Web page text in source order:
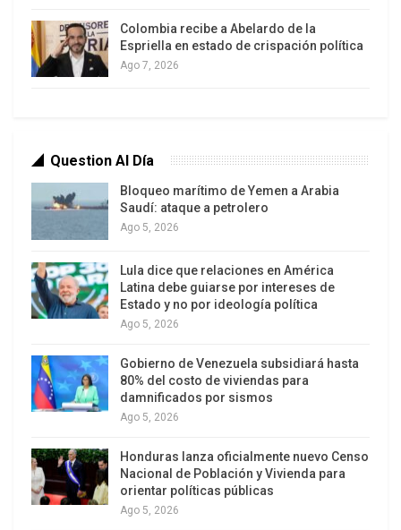
El amago de Trump provocó la respuesta de la
presidenta Claudia Sheinbaum quien remarcó que
México está abierto a colaborar con Estados
casi del 50 por ciento en homicidios dolosos, 2
mil 500 laboratorios destruidos (…) Hay reducción
del paso de fentanilo de México a Estados
Unidos”, contestó.
El cruce de declaraciones entre Trump y
Sheinbaum llega en un momento especialmente
delicado para las relaciones bilaterales tras un
participaron agentes de la CIA sin conocimiento
previo del Gobierno de México en una clara
violación a la Ley de Seguridad Nacional. También
Rubén Rocha, fuera acusado junto a otros nueve
funcionarios de delitos relacionados con el
tráfico de drogas y armas por un tribunal federal
Colombia recibe a Abelardo de la
Espriella en estado de crispación política
Ago 7, 2026
Question Al Día
Bloqueo marítimo de Yemen a Arabia
Saudí: ataque a petrolero
Ago 5, 2026
Lula dice que relaciones en América
Latina debe guiarse por intereses de
Estado y no por ideología política
Ago 5, 2026
Gobierno de Venezuela subsidiará hasta
80% del costo de viviendas para
damnificados por sismos
Ago 5, 2026
Honduras lanza oficialmente nuevo Censo
Nacional de Población y Vivienda para
orientar políticas públicas
Ago 5, 2026